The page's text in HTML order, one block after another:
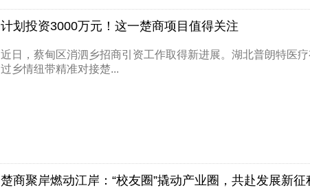
计划投资3000万元！这一楚商项目值得关注
近日，蔡甸区消泗乡招商引资工作取得新进展。湖北普朗特医
过乡情纽带精准对接楚...
楚商聚岸燃动江岸：“校友圈”撬动产业圈，共赴发展新征